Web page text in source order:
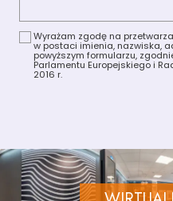
Wyrażam zgodę na
w postaci imienia, nazwiska,
powyższym formularzu,
Parlamentu Europejskiego i
2016 r.